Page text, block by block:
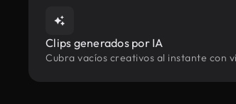
Clips generados por IA
Cubra vacíos creativos al instante con